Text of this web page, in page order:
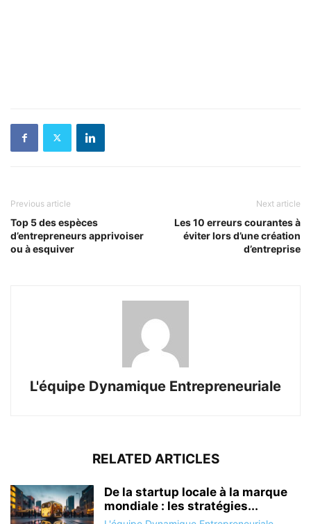
Previous article
Top 5 des espèces
d’entrepreneurs apprivoiser
ou à esquiver
Next article
Les 10 erreurs courantes à
éviter lors d’une création
d’entreprise
L'équipe Dynamique Entrepreneuriale
RELATED ARTICLES
De la startup locale à la marque
mondiale : les stratégies...